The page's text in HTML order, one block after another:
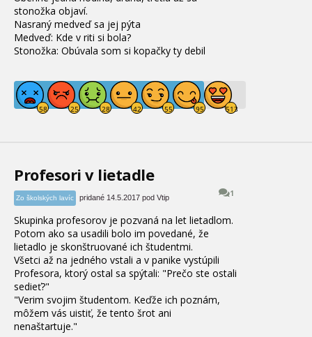
stonožka objaví.
Nasraný medveď sa jej pýta
Medveď: Kde v riti si bola?
Stonožka: Obúvala som si kopačky ty debil
Profesori v lietadle
1
Zo školských lavíc pridané 14.5.2017 pod Vtip
Skupinka profesorov je pozvaná na let lietadlom.
Potom ako sa usadili bolo im povedané, že
lietadlo je skonštruované ich študentmi.
Všetci až na jedného vstali a v panike vystúpili
Profesora, ktorý ostal sa spýtali: "Prečo ste ostali
sedieť?"
"Verim svojim študentom. Keďže ich poznám,
môžem vás uistiť, že tento šrot ani
nenaštartuje."